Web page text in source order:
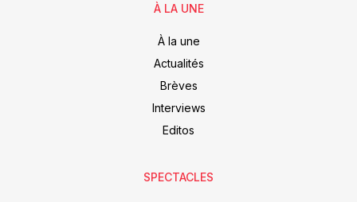
À LA UNE
À la une
Actualités
Brèves
Interviews
Editos
SPECTACLES